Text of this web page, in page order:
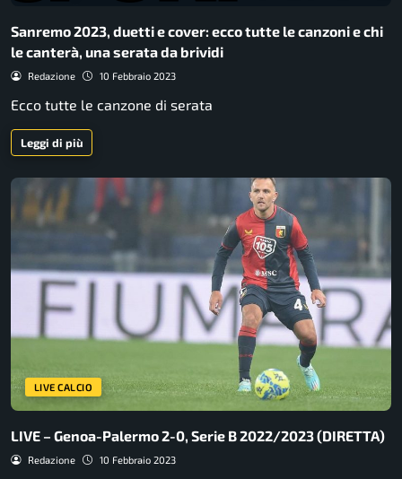
Sanremo 2023, duetti e cover: ecco tutte le canzoni e chi
le canterà, una serata da brividi
Redazione 10 Febbraio 2023
Ecco tutte le canzone di serata
Leggi di più
LIVE CALCIO
LIVE – Genoa-Palermo 2-0, Serie B 2022/2023 (DIRETTA)
Redazione 10 Febbraio 2023